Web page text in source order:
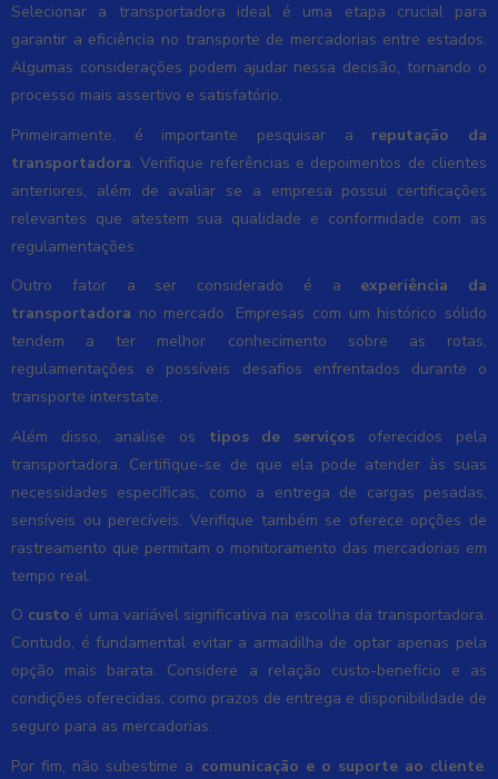
Selecionar a transportadora ideal é uma etapa crucial para
garantir a eficiência no transporte de mercadorias entre estados.
Algumas considerações podem ajudar nessa decisão, tornando o
processo mais assertivo e satisfatório.
Primeiramente, é importante pesquisar a reputação da
transportadora. Verifique referências e depoimentos de clientes
anteriores, além de avaliar se a empresa possui certificações
relevantes que atestem sua qualidade e conformidade com as
regulamentações.
Outro fator a ser considerado é a experiência da
transportadora no mercado. Empresas com um histórico sólido
tendem a ter melhor conhecimento sobre as rotas,
regulamentações e possíveis desafios enfrentados durante o
transporte interstate.
Além disso, analise os tipos de serviços oferecidos pela
transportadora. Certifique-se de que ela pode atender às suas
necessidades específicas, como a entrega de cargas pesadas,
sensíveis ou perecíveis. Verifique também se oferece opções de
rastreamento que permitam o monitoramento das mercadorias em
tempo real.
O custo é uma variável significativa na escolha da transportadora.
Contudo, é fundamental evitar a armadilha de optar apenas pela
opção mais barata. Considere a relação custo-benefício e as
condições oferecidas, como prazos de entrega e disponibilidade de
seguro para as mercadorias.
Por fim, não subestime a comunicação e o suporte ao cliente.